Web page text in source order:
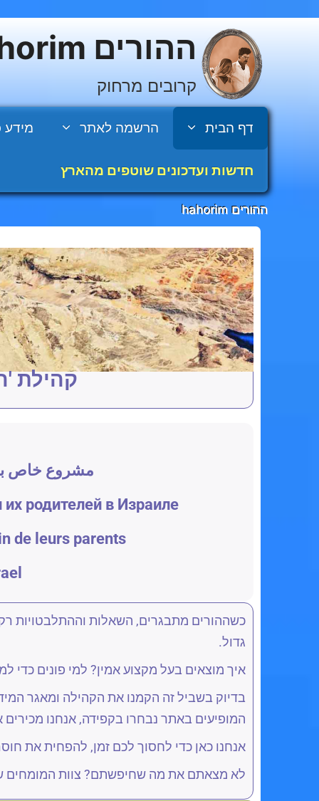
ההורים hahorim
קרובים מרחוק
דף הבית הרשמה לאתר מידע
חדשות ועדכונים שוטפים מהארץ
ההורים hahorim
קהילת
مشروع خاص
родителей в Израиле
de leurs parents
כשההורים מתבגרים, השאלות וההתלבטויות
גדול.
איך מוצאים בעל מקצוע אמין? למי פונים כדי
בדיוק בשביל זה הקמנו את הקהילה ומאגר
המופיעים באתר נבחרו בקפידה, אנחנו
אנחנו כאן כדי לחסוך לכם זמן, להפחית את
לא מצאתם את מה שחיפשתם? צוות המומחים